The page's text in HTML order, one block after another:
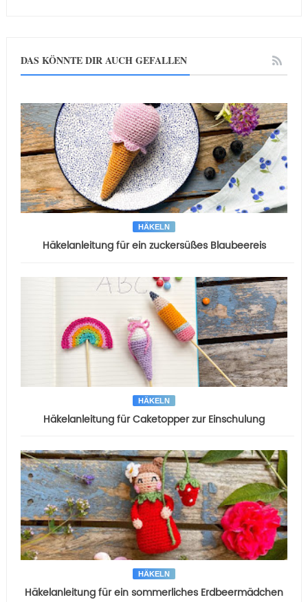
DAS KÖNNTE DIR AUCH GEFALLEN
HÄKELN
Häkelanleitung für ein zuckersüßes Blaubeereis
HÄKELN
Häkelanleitung für Caketopper zur Einschulung
HÄKELN
Häkelanleitung für ein sommerliches Erdbeermädchen